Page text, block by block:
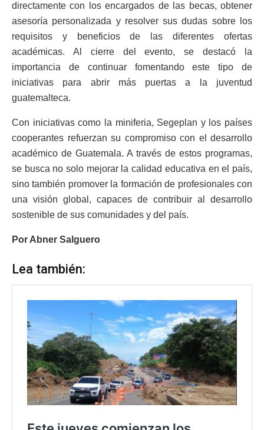
directamente con los encargados de las becas, obtener
asesoría personalizada y resolver sus dudas sobre los
requisitos y beneficios de las diferentes ofertas
académicas. Al cierre del evento, se destacó la
importancia de continuar fomentando este tipo de
iniciativas para abrir más puertas a la juventud
guatemalteca.
Con iniciativas como la miniferia, Segeplan y los países
cooperantes refuerzan su compromiso con el desarrollo
académico de Guatemala. A través de estos programas,
se busca no solo mejorar la calidad educativa en el país,
sino también promover la formación de profesionales con
una visión global, capaces de contribuir al desarrollo
sostenible de sus comunidades y del país.
Por Abner Salguero
Lea también: